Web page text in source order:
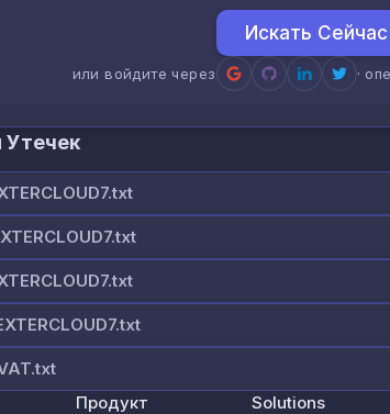
Искать Сейчас
или войдите через ·
Продукт Solutions